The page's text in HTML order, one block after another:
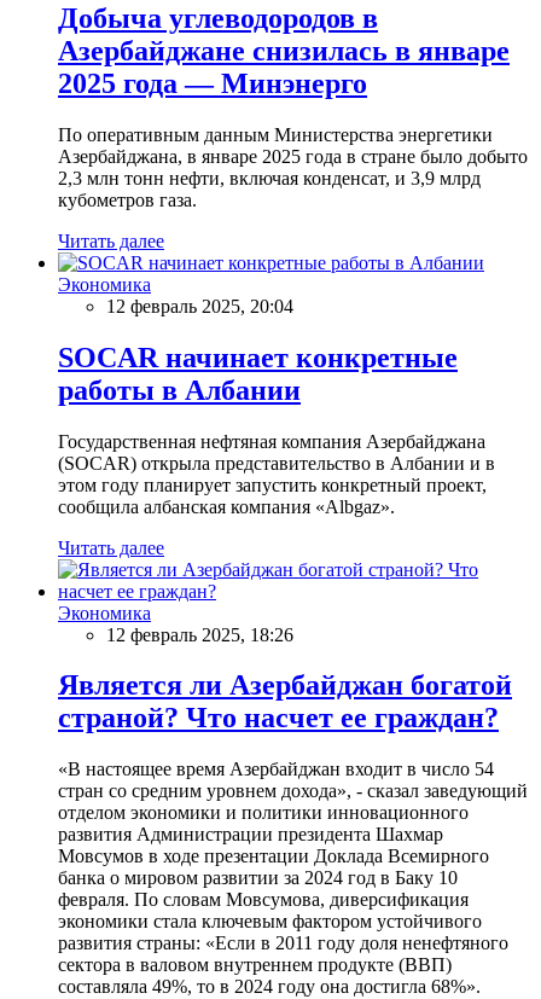
Добыча углеводородов в
Азербайджане снизилась в январе
2025 года — Минэнерго
По оперативным данным Министерства энергетики
Азербайджана, в январе 2025 года в стране было добыто
2,3 млн тонн нефти, включая конденсат, и 3,9 млрд
кубометров газа.
Читать далее
Экономика
12 февраль 2025, 20:04
SOCAR начинает конкретные
работы в Албании
Государственная нефтяная компания Азербайджана
(SOCAR) открыла представительство в Албании и в
этом году планирует запустить конкретный проект,
сообщила албанская компания «Albgaz».
Читать далее
Экономика
12 февраль 2025, 18:26
Является ли Азербайджан богатой
страной? Что насчет ее граждан?
«В настоящее время Азербайджан входит в число 54
стран со средним уровнем дохода», - сказал заведующий
отделом экономики и политики инновационного
развития Администрации президента Шахмар
Мовсумов в ходе презентации Доклада Всемирного
банка о мировом развитии за 2024 год в Баку 10
февраля. По словам Мовсумова, диверсификация
экономики стала ключевым фактором устойчивого
развития страны: «Если в 2011 году доля ненефтяного
сектора в валовом внутреннем продукте (ВВП)
составляла 49%, то в 2024 году она достигла 68%».